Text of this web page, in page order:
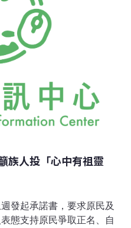
三項是彰化海岸地區是台
業廢水須設置專管拉到水
總幹事施月英表示，環保
出161份，其中13份查無
，只有52人簽署，簽署率
族人投「心中有祖靈
發起承諾書，要求原民及
態支持原民爭取正名、自